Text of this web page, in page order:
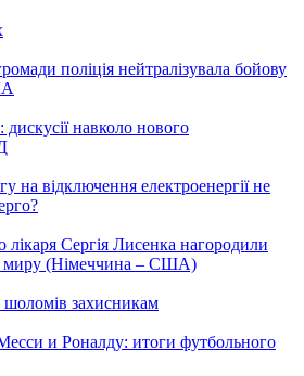
поліція нейтралізувала бойову
навколо нового
на відключення електроенергії не
лікаря Сергія Лисенка нагородили
миру (Німеччина – США)
захисникам
и Роналду: итоги футбольного